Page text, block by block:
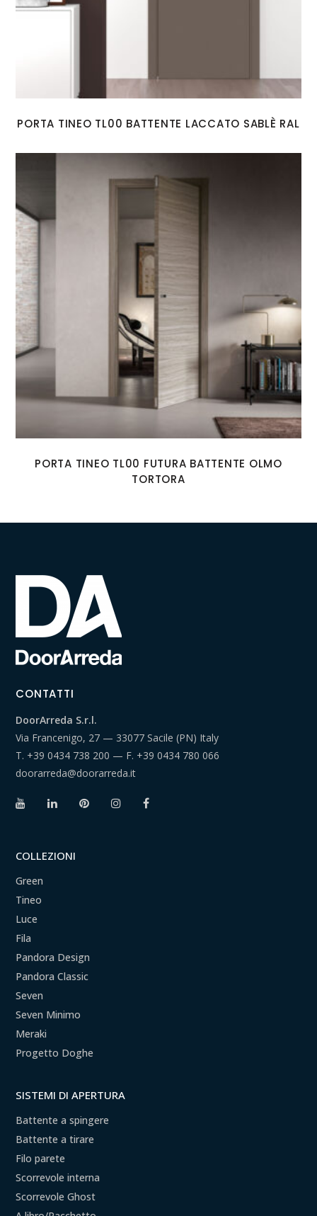
PORTA TINEO TL00 BATTENTE LACCATO SABLÈ RAL
PORTA TINEO TL00 FUTURA BATTENTE OLMO
TORTORA
CONTATTI
DoorArreda S.r.l.
Via Francenigo, 27 — 33077 Sacile (PN) Italy
T. +39 0434 738 200 — F. +39 0434 780 066
doorarreda@doorarreda.it
COLLEZIONI
Green
Tineo
Luce
Fila
Pandora Design
Pandora Classic
Seven
Seven Minimo
Meraki
Progetto Doghe
SISTEMI DI APERTURA
Battente a spingere
Battente a tirare
Filo parete
Scorrevole interna
Scorrevole Ghost